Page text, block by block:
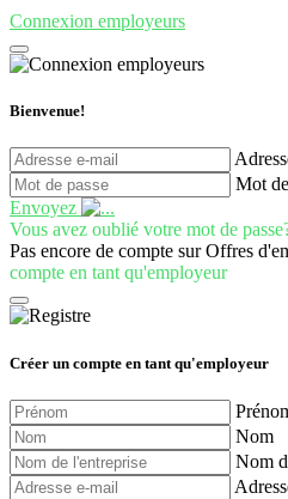
Connexion employeurs
Bienvenue!
Mot
Envoyez
Vous avez oublié votre mot de
Pas encore de compte sur Offres
compte en tant qu'employeur
Créer un compte en tant qu'employeur
Nom
Nom